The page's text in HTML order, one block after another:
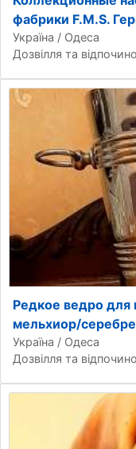
фабрики F.M.S.
Україна / Одеса
Дозвілля та
Редкое ведро для
мельхиор/
Україна / Одеса
Дозвілля та